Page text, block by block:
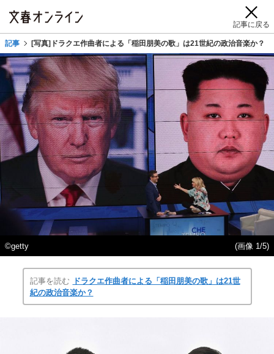
記事に戻る
記事 [写真]ドラクエ作曲者による「稲田朋美の歌」は21世紀の政治音楽か？
©getty (画像 1/5)
記事を読む
ドラクエ作曲者による「稲田朋美の歌」は21世
紀の政治音楽か？